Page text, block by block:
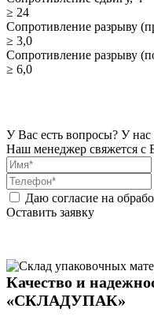
≥ 24
Сопротивление разрыву
≥ 3,0
Сопротивление разрыву
≥ 6,0
У Вас есть вопросы? У нас
Наш менеджер свяжется с
Даю согласие на
Оставить заявку
Качество и
«СКЛАДУПАК»